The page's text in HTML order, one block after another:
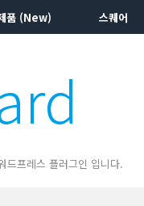
품 (New) 스퀘어
드프레스 플러그인 입니다.